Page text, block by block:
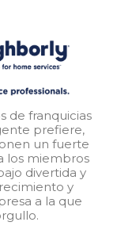
de franquicias
prefiere,
un fuerte
los miembros
divertida y
y
a la que